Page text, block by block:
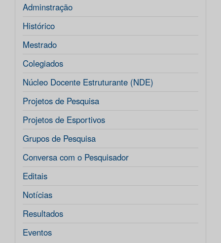
Adminstração
Histórico
Mestrado
Colegiados
Núcleo Docente Estruturante (NDE)
Projetos de Pesquisa
Projetos de Esportivos
Grupos de Pesquisa
Conversa com o Pesquisador
Editais
Notícias
Resultados
Eventos